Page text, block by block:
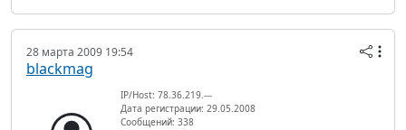
28 марта 2009 19:54
blackmag
IP/Host: 78.36.219.---
Дата регистрации: 29.05.2008
Сообщений: 338